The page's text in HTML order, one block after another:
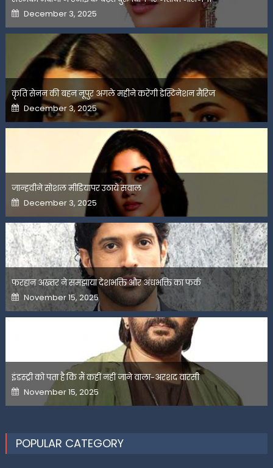
Posted
on
December 3, 2025
कृति सेनन की बहन नूपुर अगले महीने करेंगी डेस्टिनेशन मैरिज
Posted
on
December 3, 2025
जान्हवीने सोशल मीडियापर उठाये सवाल
Posted
on
December 3, 2025
फरहान अख्तर ने समझाया देशभक्ति और अंधभक्ति का फर्क
Posted
on
November 15, 2025
इंडस्ट्री को पता है कि मैं कहीं नहीं जाने वाला-अरशद वारसी
Posted
on
November 15, 2025
POPULAR CATEGORY